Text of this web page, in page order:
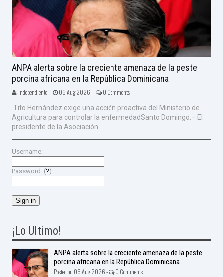
ANPA alerta sobre la creciente amenaza de la peste
porcina africana en la República Dominicana
Independiente - 06 Aug 2026 - 0 Comments
Tito Hernández exige una acción proactiva del Ministerio de
Agricultura para controlar la enfermedadSanto Domingo.– El
presidente de la Asociación...
Username:
Password: (?)
¡Lo Ultimo!
ANPA alerta sobre la creciente amenaza de la peste
porcina africana en la República Dominicana
Posted on 06 Aug 2026 - 0 Comments